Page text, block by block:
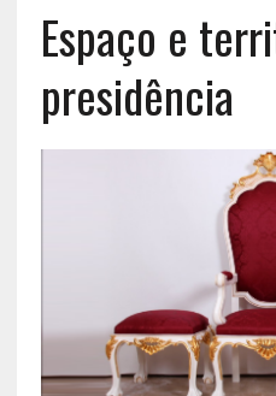
Espaço e
presidência